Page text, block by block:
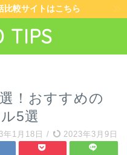
比較サイトはこちら
TIPS
！おすすめの
5選
年1月18日 / 2023年3月9日